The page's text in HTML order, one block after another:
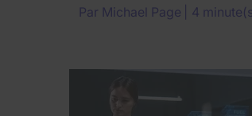
Par Michael Page 4